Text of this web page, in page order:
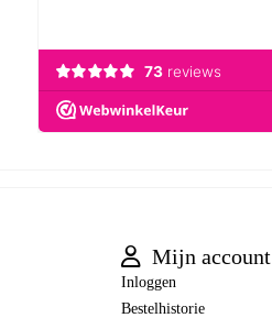
Mijn account
Inloggen
Bestelhistorie